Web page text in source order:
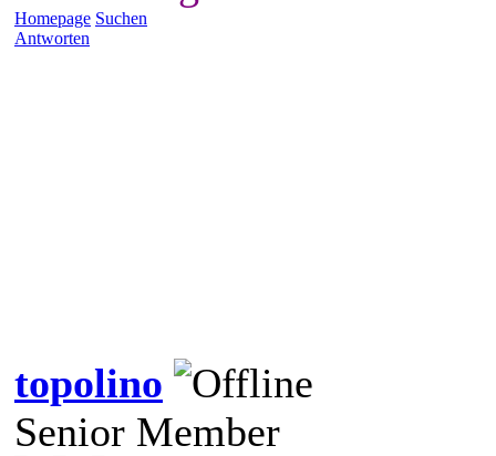
Homepage Suchen
Antworten
topolino
Senior Member